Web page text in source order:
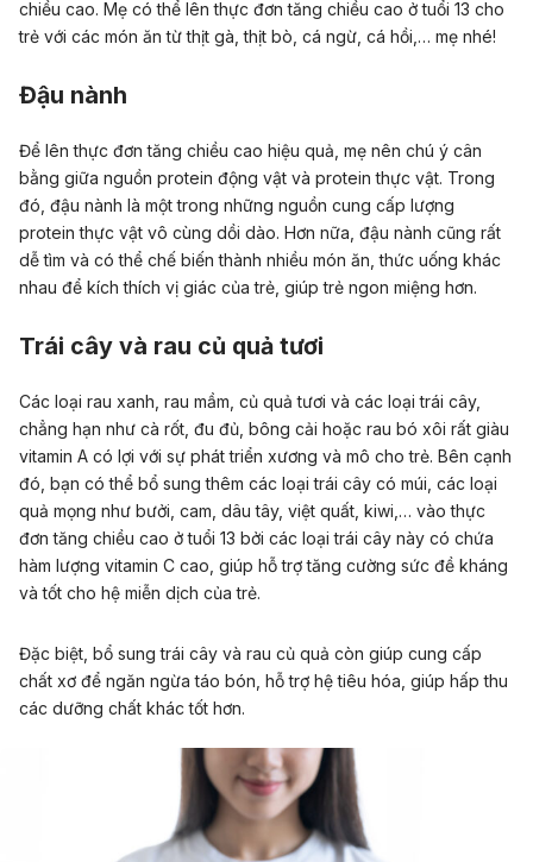
chiều cao. Mẹ có thể lên thực đơn tăng chiều cao ở tuổi 13 cho
trẻ với các món ăn từ thịt gà, thịt bò, cá ngừ, cá hồi,… mẹ nhé!
Đậu nành
Để lên thực đơn tăng chiều cao hiệu quả, mẹ nên chú ý cân
bằng giữa nguồn protein động vật và protein thực vật. Trong
đó, đậu nành là một trong những nguồn cung cấp lượng
protein thực vật vô cùng dồi dào. Hơn nữa, đậu nành cũng rất
dễ tìm và có thể chế biến thành nhiều món ăn, thức uống khác
nhau để kích thích vị giác của trẻ, giúp trẻ ngon miệng hơn.
Trái cây và rau củ quả tươi
Các loại rau xanh, rau mầm, củ quả tươi và các loại trái cây,
chẳng hạn như cà rốt, đu đủ, bông cải hoặc rau bó xôi rất giàu
vitamin A có lợi với sự phát triển xương và mô cho trẻ. Bên cạnh
đó, bạn có thể bổ sung thêm các loại trái cây có múi, các loại
quả mọng như bưởi, cam, dâu tây, việt quất, kiwi,… vào thực
đơn tăng chiều cao ở tuổi 13 bởi các loại trái cây này có chứa
hàm lượng vitamin C cao, giúp hỗ trợ tăng cường sức đề kháng
và tốt cho hệ miễn dịch của trẻ.
Đặc biệt, bổ sung trái cây và rau củ quả còn giúp cung cấp
chất xơ để ngăn ngừa táo bón, hỗ trợ hệ tiêu hóa, giúp hấp thu
các dưỡng chất khác tốt hơn.